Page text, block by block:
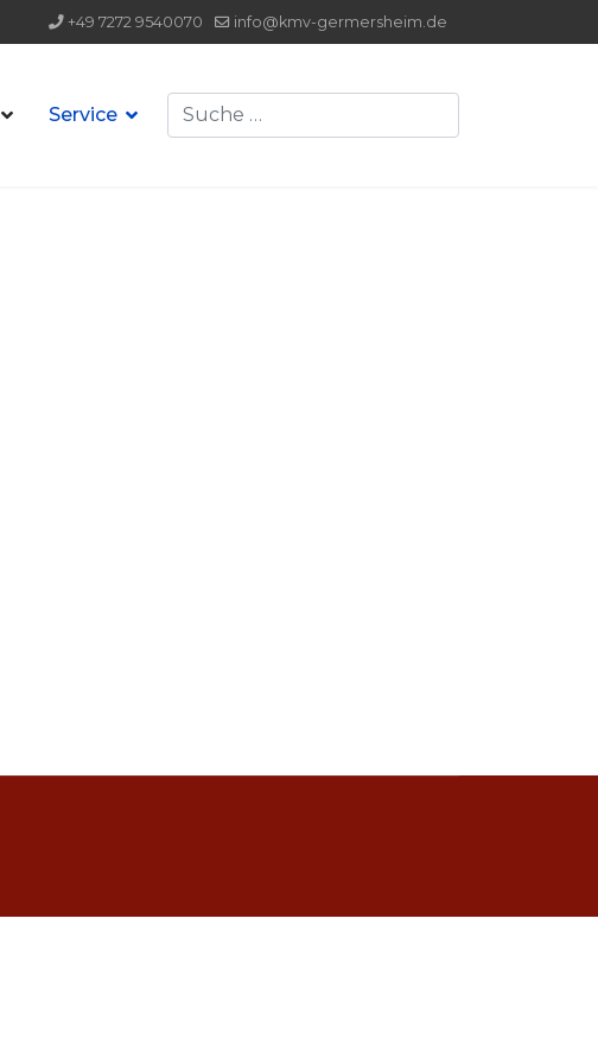
+49 7272 9540070 info@kmv-germersheim.de
Service Suchen